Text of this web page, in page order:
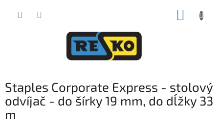
Staples Corporate Express - stolový
odvíjač - do šírky 19 mm, do dĺžky 33
m